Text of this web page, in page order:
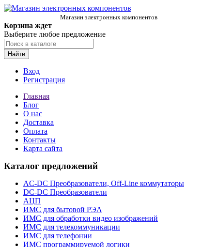
Магазин электронных компонентов
Корзина ждет
Выберите любое предложение
Найти
Вход
Регистрация
Главная
Блог
О нас
Доставка
Оплата
Контакты
Карта сайта
Каталог предложений
AC-DC Преобразователи, Off-Line коммутаторы
DC-DC Преобразователи
АЦП
ИМС для бытовой РЭА
ИМС для обработки видео изображений
ИМС для телекоммуникации
ИМС для телефонии
ИМС программируемой логики